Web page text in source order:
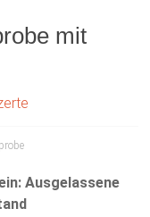
Plätze hätte der
mit Musik in